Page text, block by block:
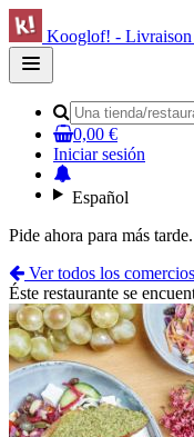
Kooglof! - Livraison
Open
main
0,00 €
Iniciar sesión
Español
Pide ahora para más
Ver todos los
Éste restaurante se